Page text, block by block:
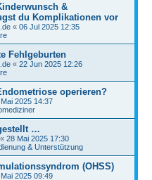
&
du Komplikationen vor
« 06 Jul 2025 12:35
Fehlgeburten
« 22 Jun 2025 12:26
operieren?
2025 14:37
…
« 28 Mai 2025 17:30
& Unterstützung
(OHSS)
2025 09:49